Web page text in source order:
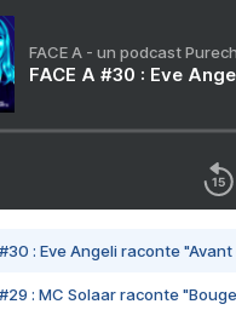
FACE A - un podcast
FACE A #30 : Eve
#30 : Eve Angeli raconte
#29 : MC Solaar raconte